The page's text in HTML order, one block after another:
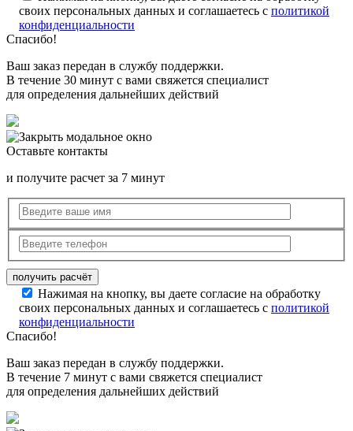
своих персональных данных и соглашаетесь с политикой
конфиденциальности
Спасибо!
Ваш заказ передан в службу поддержки.
В течение 30 минут с вами свяжется специалист
для определения дальнейших действий
Оставьте контакты
и получите расчет за 7 минут
Нажимая на кнопку, вы даете согласие на обработку
своих персональных данных и соглашаетесь с политикой
конфиденциальности
Спасибо!
Ваш заказ передан в службу поддержки.
В течение 7 минут с вами свяжется специалист
для определения дальнейших действий